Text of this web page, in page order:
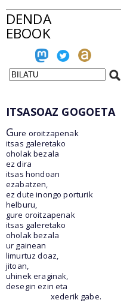
DENDA
EBOOK
ITSASOAZ GOGOETA
Gure oroitzapenak
itsas galeretako
oholak bezala
ez dira
itsas hondoan
ezabatzen,
ez dute inongo porturik
helburu,
gure oroitzapenak
itsas galeretako
oholak bezala
ur gainean
limurtuz doaz,
jitoan,
uhinek eraginak,
desegin ezin eta
xederik gabe.